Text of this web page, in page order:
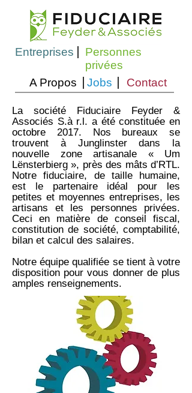
Entreprises
Personnes
privées
A Propos
Jobs Contact
La société Fiduciaire Feyder &
Associés S.à r.l. a été constituée en
octobre 2017. Nos bureaux se
trouvent à Junglinster dans la
nouvelle zone artisanale « Um
Lënsterbierg », près des mâts d’RTL.
Notre fiduciaire, de taille humaine,
est le partenaire idéal pour les
petites et moyennes entreprises, les
artisans et les personnes privées.
Ceci en matière de conseil fiscal,
constitution de société, comptabilité,
bilan et calcul des salaires.
Notre équipe qualifiée se tient à votre
disposition pour vous donner de plus
amples renseignements.